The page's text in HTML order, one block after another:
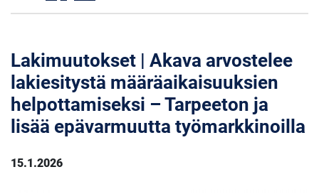
Lakimuutokset | Akava arvostelee
lakiesitystä määräaikaisuuksien
helpottamiseksi – Tarpeeton ja
lisää epävarmuutta työmarkkinoilla
15.1.2026